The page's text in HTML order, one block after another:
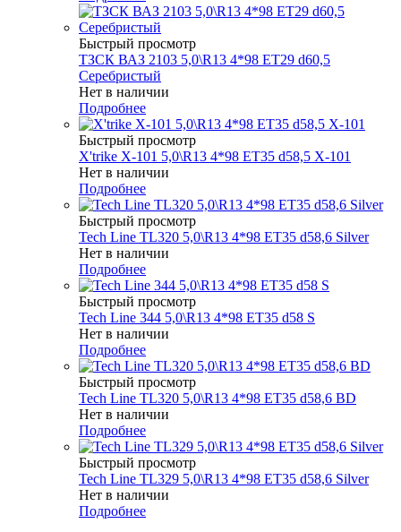
Быстрый просмотр
ТЗСК ВАЗ 2103 5,0\R13 4*98 ET29 d60,5
Серебристый
Нет в наличии
Подробнее
Быстрый просмотр
X'trike X-101 5,0\R13 4*98 ET35 d58,5 X-101
Нет в наличии
Подробнее
Быстрый просмотр
Tech Line TL320 5,0\R13 4*98 ET35 d58,6 Silver
Нет в наличии
Подробнее
Быстрый просмотр
Tech Line 344 5,0\R13 4*98 ET35 d58 S
Нет в наличии
Подробнее
Быстрый просмотр
Tech Line TL320 5,0\R13 4*98 ET35 d58,6 BD
Нет в наличии
Подробнее
Быстрый просмотр
Tech Line TL329 5,0\R13 4*98 ET35 d58,6 Silver
Нет в наличии
Подробнее